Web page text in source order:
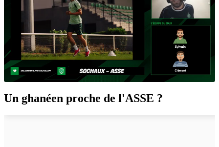
Un ghanéen proche de l'ASSE ?